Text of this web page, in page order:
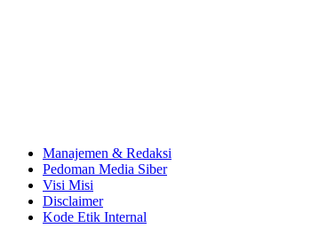
Manajemen & Redaksi
Pedoman Media Siber
Visi Misi
Disclaimer
Kode Etik Internal